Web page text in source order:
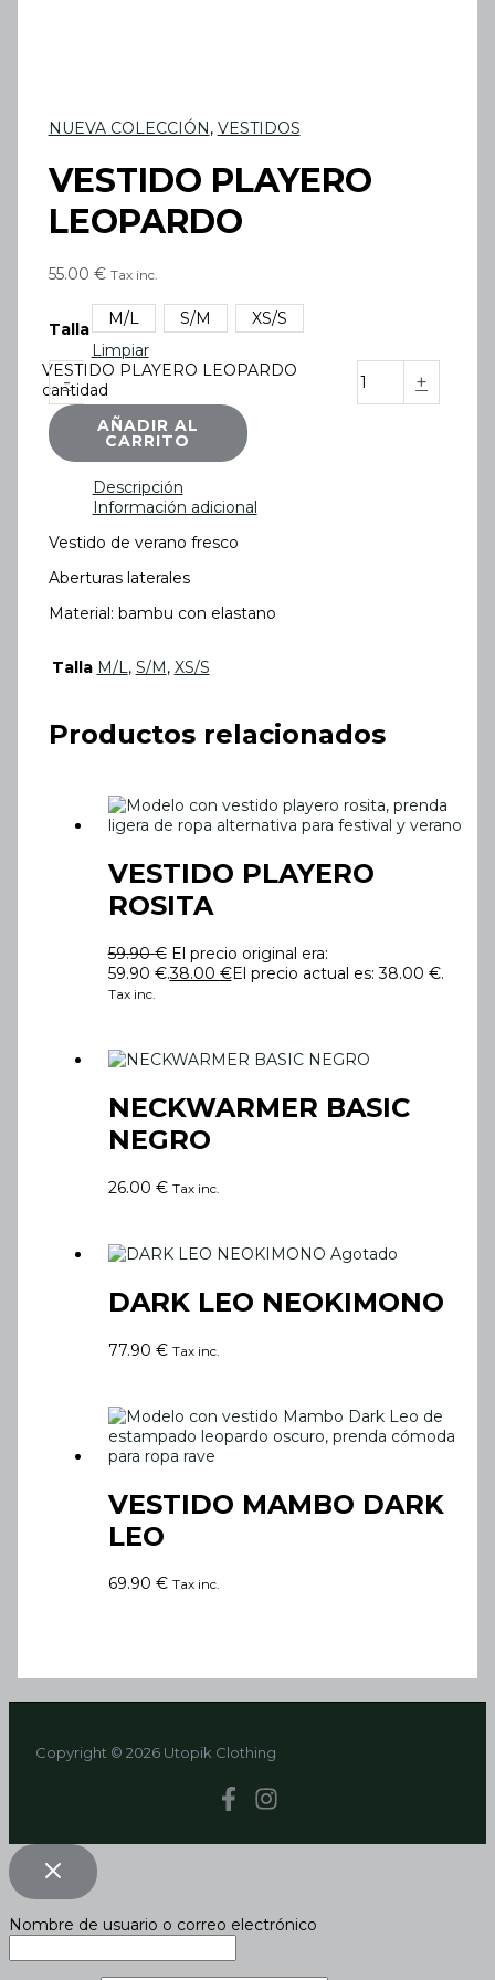
NUEVA COLECCIÓN, VESTIDOS
VESTIDO PLAYERO
LEOPARDO
55.00 € Tax inc.
Talla
M/L S/M
XS/S
Limpiar
-
VESTIDO PLAYERO LEOPARDO
cantidad
+
AÑADIR AL
CARRITO
Descripción
Información adicional
Vestido de verano fresco
Aberturas laterales
Material: bambu con elastano
Talla M/L, S/M , XS/S
Productos relacionados
VESTIDO PLAYERO
ROSITA
59.90€ El precio original era:
59.90 €.38.00 €El precio actual es: 38.00 €.
Tax inc.
NECKWARMER BASIC
NEGRO
26.00 € Tax inc.
Agotado
DARK LEO NEOKIMONO
77.90 € Tax inc.
VESTIDO MAMBO DARK
LEO
69.90 € Tax inc.
Copyright © 2026 Utopik Clothing
Nombre de usuario o correo electrónico